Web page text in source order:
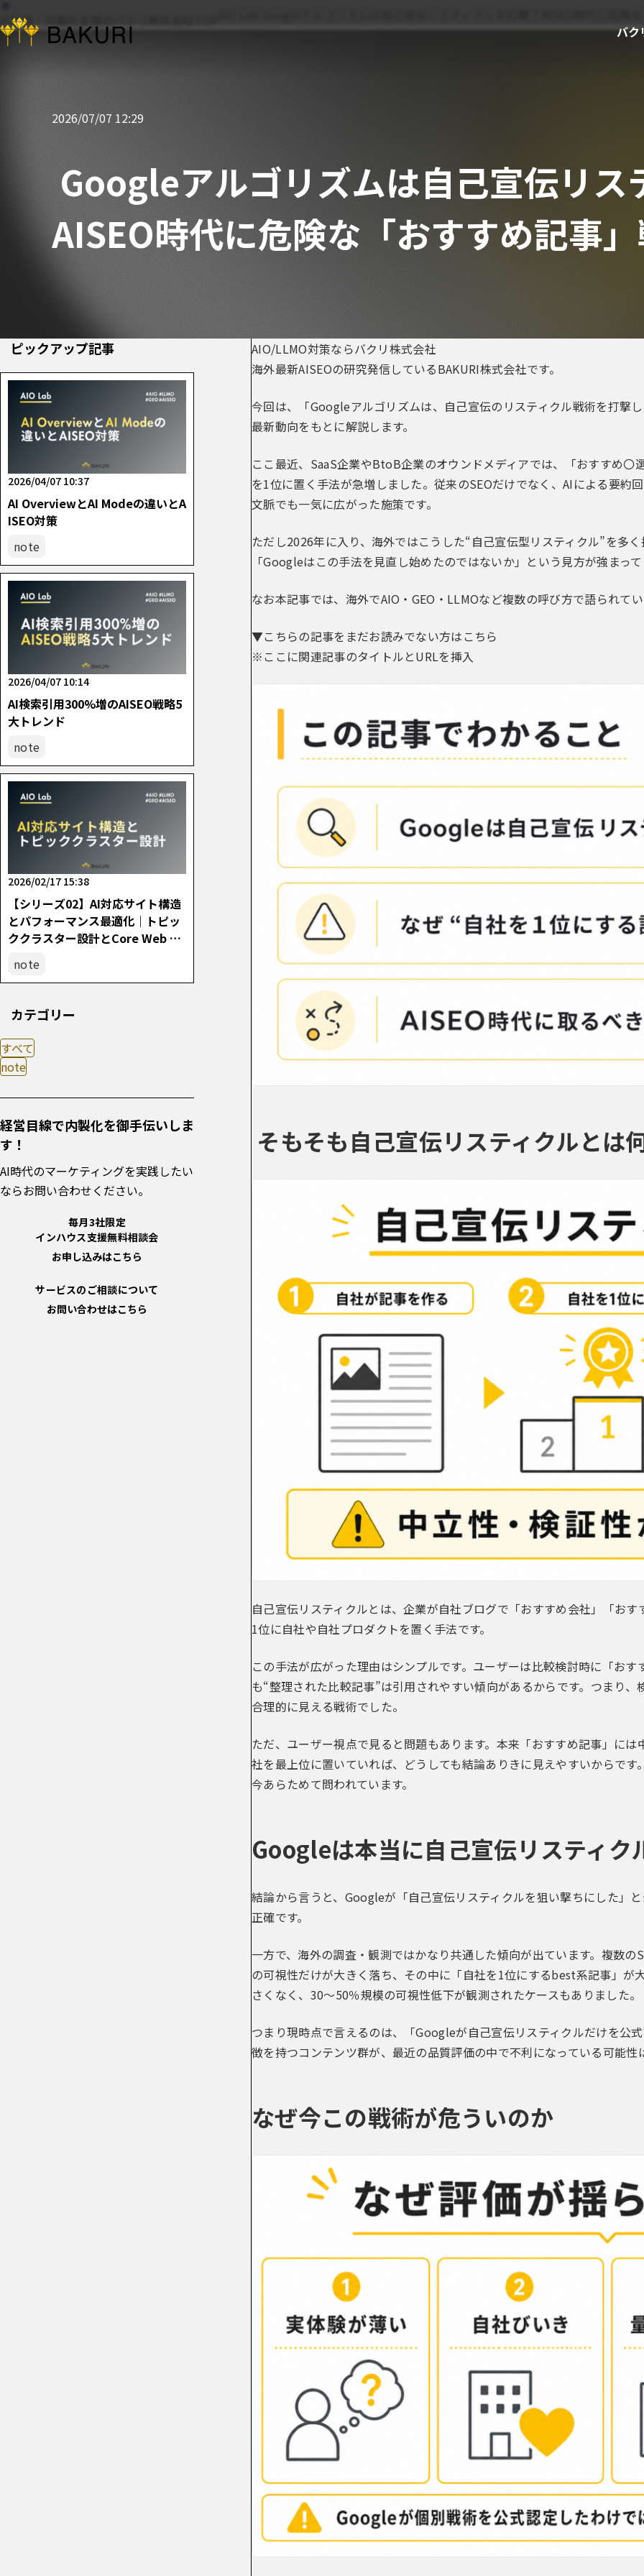
バク
AI活用・内製化支援のバクリ株式会社TOP
2026/07/07 12:29
Googleアルゴリズムは自己宣伝リス
AISEO時代に危険な「おすすめ記事
AIO/LLMO対策ならバクリ株式会社
海外最新AISEOの研究発信しているBAKURI株式会社です。
今回は、「Googleアルゴリズムは、自己宣伝のリスティクル戦術を打撃
最新動向をもとに解説します。
ここ最近、SaaS企業やBtoB企業のオウンドメディアでは、「おすすめ
を1位に置く手法が急増しました。従来のSEOだけでなく、AIによる要約
文脈でも一気に広がった施策です。
ただし2026年に入り、海外ではこうした“自己宣伝型リスティクル”を多
「Googleはこの手法を見直し始めたのではないか」という見方が強まっ
なお本記事では、海外でAIO・GEO・LLMOなど複数の呼び方で語られて
▼こちらの記事をまだお読みでない方はこちら
※ここに関連記事のタイトルとURLを挿入
そもそも自己宣伝リスティクルとは
自己宣伝リスティクルとは、企業が自社ブログで「おすすめ会社」「お
1位に自社や自社プロダクトを置く手法です。
この手法が広がった理由はシンプルです。ユーザーは比較検討時に「お
も“整理された比較記事”は引用されやすい傾向があるからです。つまり
合理的に見える戦術でした。
ただ、ユーザー視点で見ると問題もあります。本来「おすすめ記事」に
社を最上位に置いていれば、どうしても結論ありきに見えやすいからで
今あらためて問われています。
Googleは本当に自己宣伝リスティク
結論から言うと、Googleが「自己宣伝リスティクルを狙い撃ちにした」
正確です。
一方で、海外の調査・観測ではかなり共通した傾向が出ています。複数
の可視性だけが大きく落ち、その中に「自社を1位にするbest系記事」
さくなく、30〜50％規模の可視性低下が観測されたケースもありました。
つまり現時点で言えるのは、「Googleが自己宣伝リスティクルだけを公
徴を持つコンテンツ群が、最近の品質評価の中で不利になっている可能性
なぜ今この戦術が危ういのか
ピックアップ記事
2026/04/07 10:37
AI OverviewとAI Modeの違いとA
ISEO対策
note
2026/04/07 10:14
AI検索引用300%増のAISEO戦略5
大トレンド
note
2026/02/17 15:38
【シリーズ02】AI対応サイト構造
とパフォーマンス最適化｜トピッ
ククラスター設計とCore Web Vit
note
カテゴリー
すべて
note
経営目線で内製化を御手伝いしま
す！
AI時代のマーケティングを実践したい
ならお問い合わせください。
毎月3社限定
インハウス支援無料相談会
お申し込みはこちら
サービスのご相談について
お問い合わせはこちら